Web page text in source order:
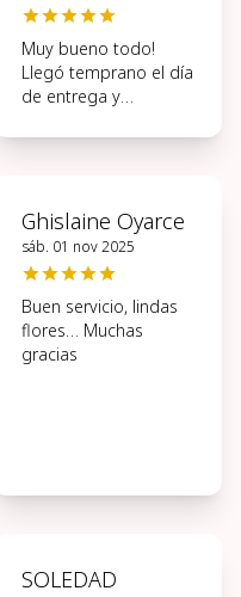
Muy bueno todo!
Llegó temprano el día
de entrega y
Ghislaine Oyarce
sáb. 01 nov 2025
Buen servicio, lindas
flores… Muchas
gracias
SOLEDAD